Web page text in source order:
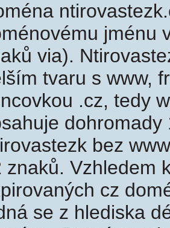
jménu
via).
tvaru s www,
.cz, tedy
bez
znaků. Vzhledem
cz
se z hlediska